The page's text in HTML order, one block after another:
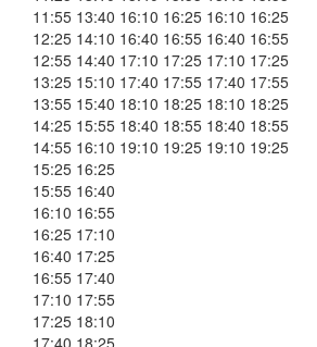
11:55 13:40 16:10 16:25 16:10 16:25
12:25 14:10 16:40 16:55 16:40 16:55
12:55 14:40 17:10 17:25 17:10 17:25
13:25 15:10 17:40 17:55 17:40 17:55
13:55 15:40 18:10 18:25 18:10 18:25
14:25 15:55 18:40 18:55 18:40 18:55
14:55 16:10 19:10 19:25 19:10 19:25
15:25 16:25
15:55 16:40
16:10 16:55
16:25 17:10
16:40 17:25
16:55 17:40
17:10 17:55
17:25 18:10
17:40 18:25